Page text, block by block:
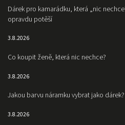
Dárek pro kamarádku, která „nic
opravdu potěší
3.8.2026
Co koupit ženě, která nic nechce?
3.8.2026
Jakou barvu náramku vybrat jako
3.8.2026